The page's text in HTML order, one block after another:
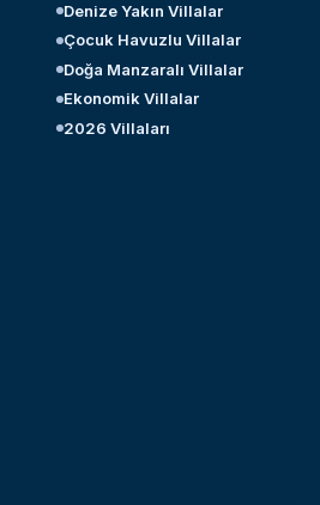
Denize Yakın Villalar
Çocuk Havuzlu Villalar
Doğa Manzaralı Villalar
Ekonomik Villalar
2026 Villaları